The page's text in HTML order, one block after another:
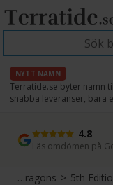
NYTT NAMN
Terratide.se byter namn
snabba leveranser, bara
4.8
Läs omdömen på
Snabb leverans
Direkt från lager
Dungeons & Dragons>5th